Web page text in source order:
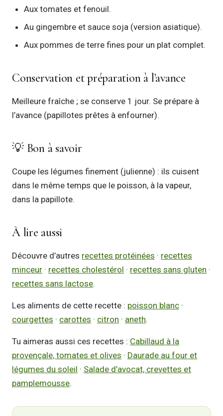
Aux tomates et fenouil.
Au gingembre et sauce soja (version asiatique).
Aux pommes de terre fines pour un plat complet.
Conservation et préparation à l’avance
Meilleure fraîche ; se conserve 1 jour. Se prépare à
l’avance (papillotes prêtes à enfourner).
💡 Bon à savoir
Coupe les légumes finement (julienne) : ils cuisent
dans le même temps que le poisson, à la vapeur,
dans la papillote.
À lire aussi
Découvre d’autres recettes protéinées · recettes
minceur · recettes cholestérol · recettes sans gluten ·
recettes sans lactose.
Les aliments de cette recette : poisson blanc ·
courgettes · carottes · citron · aneth.
Tu aimeras aussi ces recettes : Cabillaud à la
provençale, tomates et olives · Daurade au four et
légumes du soleil · Salade d’avocat, crevettes et
pamplemousse.